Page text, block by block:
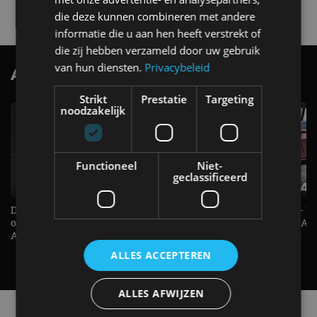
AutoRAI.nl TV SUBSCRIBE
De Renault Twingo heeft een
opvallende snelheidsmeter! -
AutoRAI TV
De perfecte (gezins)taxi? -
ES500e (2026) - REVIEW -
UITGELEGD! - AutoRAI TV
Alle automerken
die deze kunnen combineren met andere
informatie die u aan hen heeft verstrekt of
die zij hebben verzameld door uw gebruik
van hun diensten. Privacybeleid
Strikt
noodzakelijk
Prestatie Targeting
Functioneel
Niet-
geclassificeerd
ALLES ACCEPTEREN
ALLES AFWIJZEN